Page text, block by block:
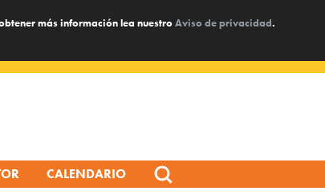
más información lea nuestroAviso de privacidad.
CALENDARIO
Search
for: